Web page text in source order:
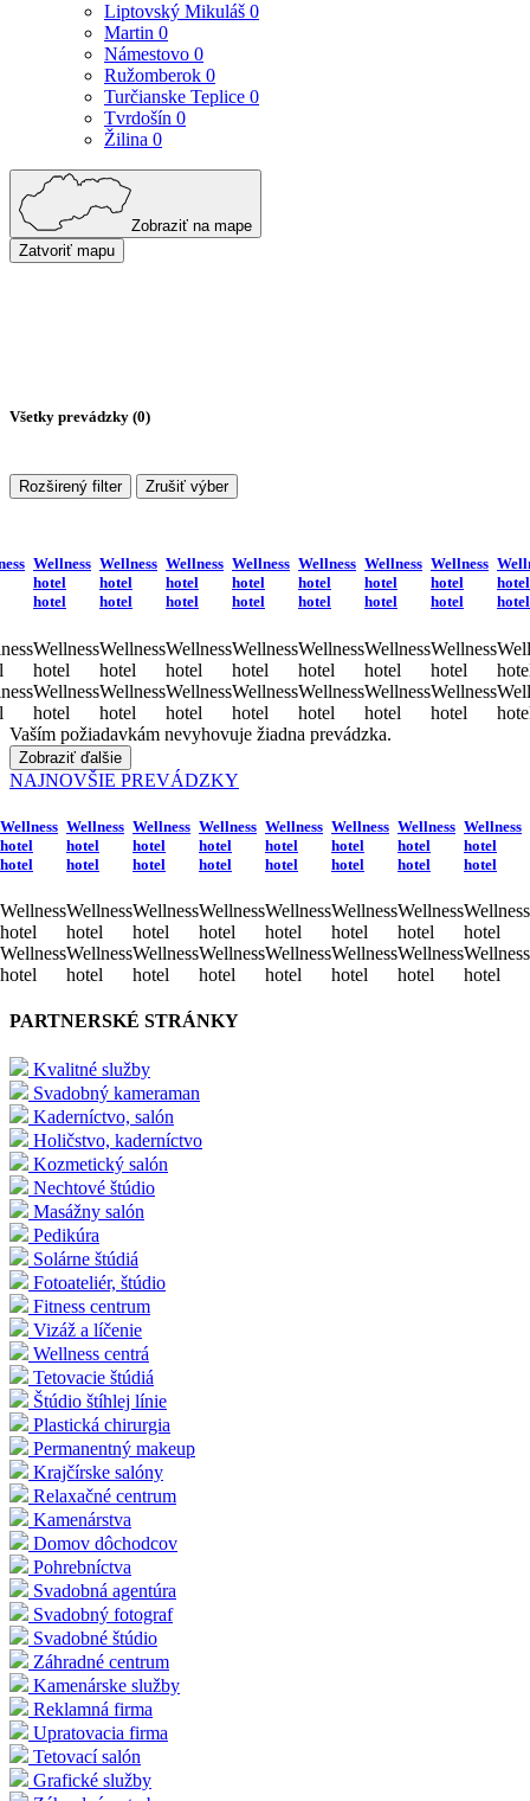
Liptovský Mikuláš 0
Martin 0
Námestovo 0
Ružomberok 0
Turčianske Teplice 0
Tvrdošín 0
Žilina 0
Zobraziť na mape
Zatvoriť mapu
Všetky prevádzky (0)
Rozširený filter Zrušiť výber
Wellness
hotel
hotel
Wellness
hotel
Wellness
hotel
Wellness
hotel
hotel
Wellness
hotel
Wellness
hotel
Wellness
hotel
hotel
Wellness
hotel
Wellness
hotel
Wellness
hotel
hotel
Wellness
hotel
Wellness
hotel
Wellness
hotel
hotel
Wellness
hotel
Wellness
hotel
Wellness
hotel
hotel
Wellness
hotel
Wellness
hotel
Wellness
hotel
hotel
Wellness
hotel
Wellness
hotel
hotel
hotel
Vaším požiadavkám nevyhovuje žiadna prevádzka.
Zobraziť ďalšie
NAJNOVŠIE PREVÁDZKY
Wellness
hotel
hotel
Wellness
hotel
Wellness
hotel
Wellness
hotel
hotel
Wellness
hotel
Wellness
hotel
Wellness
hotel
hotel
Wellness
hotel
Wellness
hotel
Wellness
hotel
hotel
Wellness
hotel
Wellness
hotel
Wellness
hotel
hotel
Wellness
hotel
Wellness
hotel
Wellness
hotel
hotel
Wellness
hotel
Wellness
hotel
Wellness
hotel
hotel
Wellness
hotel
Wellness
hotel
Wellness
hotel
hotel
Wellness
hotel
Wellness
hotel
PARTNERSKÉ STRÁNKY
Kvalitné služby
Svadobný kameraman
Kaderníctvo, salón
Holičstvo, kaderníctvo
Kozmetický salón
Nechtové štúdio
Masážny salón
Pedikúra
Solárne štúdiá
Fotoateliér, štúdio
Fitness centrum
Vizáž a líčenie
Wellness centrá
Tetovacie štúdiá
Štúdio štíhlej línie
Plastická chirurgia
Permanentný makeup
Krajčírske salóny
Relaxačné centrum
Kamenárstva
Domov dôchodcov
Pohrebníctva
Svadobná agentúra
Svadobný fotograf
Svadobné štúdio
Záhradné centrum
Kamenárske služby
Reklamná firma
Upratovacia firma
Tetovací salón
Grafické služby